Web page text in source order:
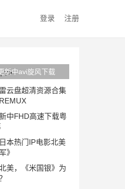
登录 注册
新中avi旋风下载
云盘超清资源合集
中FHD高速下载粤
本热门IP电影北美
》
美，《米国银》为